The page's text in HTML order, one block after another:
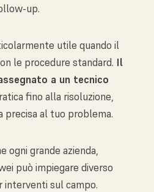
up.
utile quando il
le procedure standard. Il
a un tecnico
fino alla risoluzione,
precisa al tuo problema.
ogni grande azienda,
può impiegare diverso
sul campo.